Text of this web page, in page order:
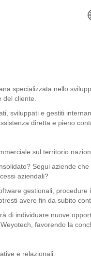
specializzata nello
cliente.
sviluppati e gestiti
diretta e pieno
sul territorio
Segui aziende
aziendali?
gestionali,
avere fin da subito
di individuare nuove
favorendo la
e relazionali.